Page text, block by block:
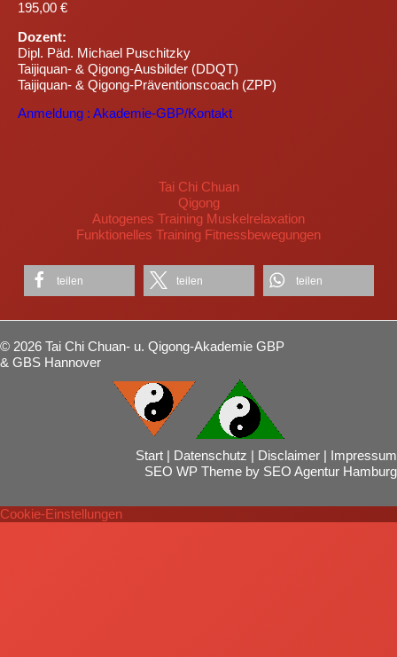
195,00 €
Dozent:
Dipl. Päd. Michael Puschitzky
Taijiquan- & Qigong-Ausbilder (DDQT)
Taijiquan- & Qigong-Präventionscoach (ZPP)
Anmeldung : Akademie-GBP/Kontakt
Tai Chi Chuan
Qigong
Autogenes Training Muskelrelaxation
Funktionelles Training Fitnessbewegungen
teilen teilen teilen
© 2026 Tai Chi Chuan- u. Qigong-Akademie GBP
& GBS Hannover
Start Datenschutz Disclaimer
Impressum
SEO WP Theme by SEO Agentur Hamburg
Cookie-Einstellungen